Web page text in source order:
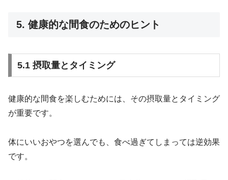
5. 健康的な間食のためのヒント
5.1 摂取量とタイミング
健康的な間食を楽しむためには、その摂取量とタイミング
が重要です。
体にいいおやつを選んでも、食べ過ぎてしまっては逆効果
です。